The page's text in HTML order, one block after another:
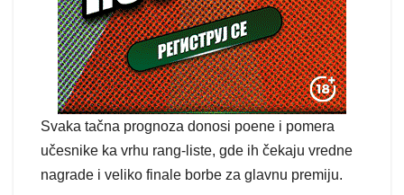
Svaka tačna prognoza donosi poene i pomera
učesnike ka vrhu rang-liste, gde ih čekaju vredne
nagrade i veliko finale borbe za glavnu premiju.